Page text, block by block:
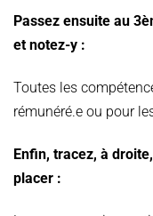
Passez ensuite au
et notez-y :
Toutes les
rémunéré.e ou pour
Enfin, tracez, à
placer :